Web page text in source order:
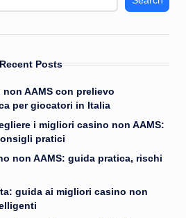
Posts
AAMS con prelievo
per giocatori in Italia
i migliori casino non AAMS:
pratici
non AAMS: guida pratica, rischi
guida ai migliori casino non